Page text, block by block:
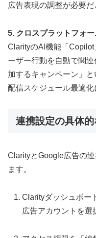
広告表現の調整が必要だ
5. クロスプラットフォ
ClarityのAI機能「
ーザー行動を自動で関
加するキャンペーン」と
配信スケジュール最適化
連携設定の具体
ClarityとGoogle広告の
ます。
Clarityダッシュボー
広告アカウントを選